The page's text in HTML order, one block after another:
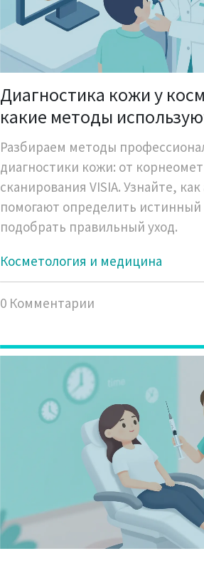
Диагностика кожи у
какие методы
профессионалы
Разбираем методы
диагностики кожи: от
сканирования VISIA. Узнайте,
помогают определить
подобрать правильный уход.
Косметология и медицина
0 Комментарии